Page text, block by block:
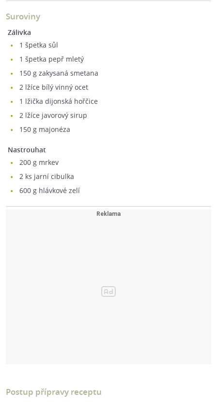
Suroviny
Zálivka
1 špetka sůl
1 špetka pepř mletý
150 g zakysaná smetana
2 lžíce bílý vinný ocet
1 lžička dijonská hořčice
2 lžíce javorový sirup
150 g majonéza
Nastrouhat
200 g mrkev
2 ks jarní cibulka
600 g hlávkové zelí
Postup přípravy receptu